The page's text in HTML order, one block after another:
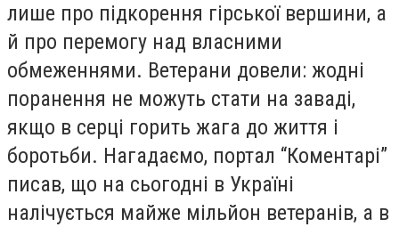
лише про підкорення гірської вершини, а
й про перемогу над власними
обмеженнями. Ветерани довели: жодні
поранення не можуть стати на заваді,
якщо в серці горить жага до життя і
боротьби. Нагадаємо, портал “Коментарі”
писав, що на сьогодні в Україні
налічується майже мільйон ветеранів, а в